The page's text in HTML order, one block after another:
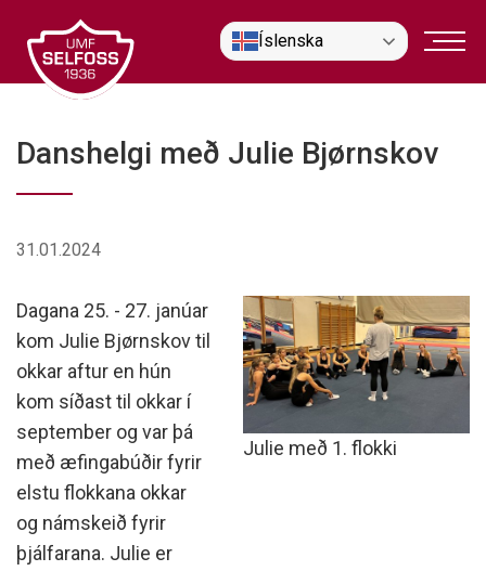
efni
Íslenska
Danshelgi með Julie Bjørnskov
31.01.2024
Julie með 1. flokki
Dagana 25. - 27. janúar
kom Julie Bjørnskov til
okkar aftur en hún
kom síðast til okkar í
september og var þá
með æfingabúðir fyrir
elstu flokkana okkar
og námskeið fyrir
þjálfarana. Julie er